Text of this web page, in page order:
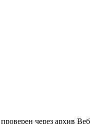
через архив Веб